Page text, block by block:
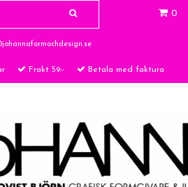
0
Frakt 59:- Betala med faktura